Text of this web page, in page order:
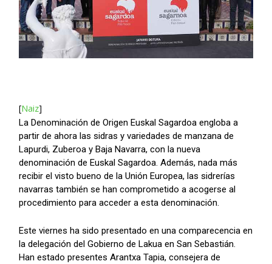
[Naiz]
La Denominación de Origen Euskal Sagardoa engloba a
partir de ahora las sidras y variedades de manzana de
Lapurdi, Zuberoa y Baja Navarra, con la nueva
denominación de Euskal Sagardoa. Además, nada más
recibir el visto bueno de la Unión Europea, las sidrerías
navarras también se han comprometido a acogerse al
procedimiento para acceder a esta denominación.
Este viernes ha sido presentado en una comparecencia en
la delegación del Gobierno de Lakua en San Sebastián.
Han estado presentes Arantxa Tapia, consejera de